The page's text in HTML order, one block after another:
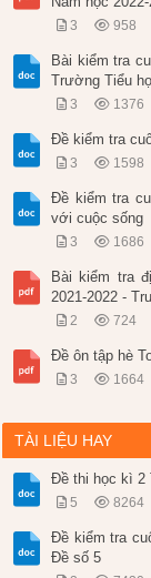
3 958
Bài kiểm tra
Trường Tiểu
3 1376
Đề kiểm tra
3 1598
Đề kiểm tra
với cuộc sống
3 1686
Bài kiểm tra
2021-2022 -
2 724
Đề ôn tập hè
3 1664
TÀI LIỆU HAY
Đề thi học kì 2
5 8264
Đề kiểm tra
Đề số 5